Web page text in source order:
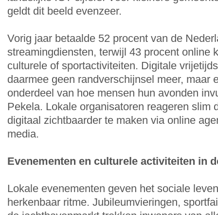
geldt dit beeld evenzeer.
Vorig jaar betaalde 52 procent van de
streamingdiensten, terwijl 43 procent online
culturele of sportactiviteiten. Digitale
daarmee geen randverschijnsel meer, maar
onderdeel van hoe mensen hun avonden
Pekela. Lokale organisatoren reageren slim
digitaal zichtbaarder te maken via online
media.
Evenementen en culturele activiteiten in
Lokale evenementen geven het sociale
herkenbaar ritme. Jubileumvieringen,